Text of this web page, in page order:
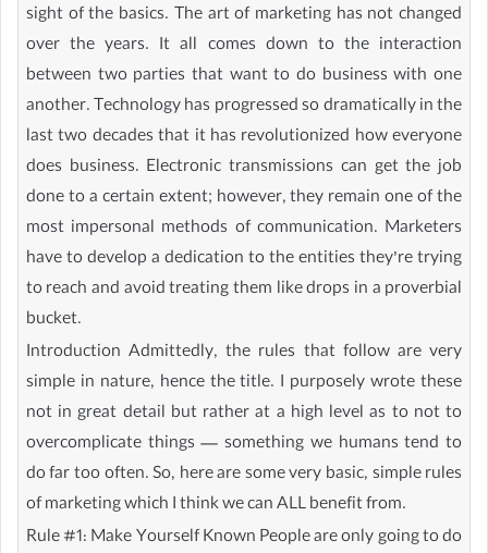
sight of the basics. The art of marketing has not changed
over the years. It all comes down to the interaction
between two parties that want to do business with one
another. Technology has progressed so dramatically in the
last two decades that it has revolutionized how everyone
does business. Electronic transmissions can get the job
done to a certain extent; however, they remain one of the
most impersonal methods of communication. Marketers
have to develop a dedication to the entities they’re trying
to reach and avoid treating them like drops in a proverbial
bucket.
Introduction Admittedly, the rules that follow are very
simple in nature, hence the title. I purposely wrote these
not in great detail but rather at a high level as to not to
overcomplicate things — something we humans tend to
do far too often. So, here are some very basic, simple rules
of marketing which I think we can ALL benefit from.
Rule #1: Make Yourself Known People are only going to do